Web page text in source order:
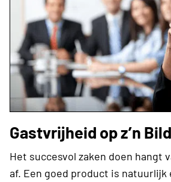
Gastvrijheid op z’n
Het succesvol zaken doen hangt
af. Een goed product is natuurlijk